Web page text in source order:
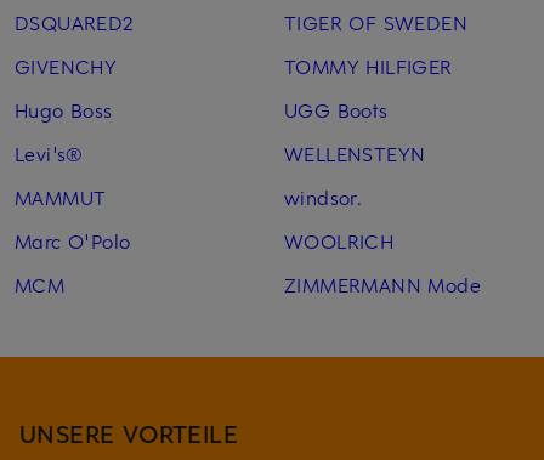
DSQUARED2
GIVENCHY
Hugo Boss
Levi's®
MAMMUT
Marc O'Polo
MCM
TIGER OF SWEDEN
TOMMY HILFIGER
UGG Boots
WELLENSTEYN
windsor.
WOOLRICH
ZIMMERMANN Mode
UNSERE VORTEILE